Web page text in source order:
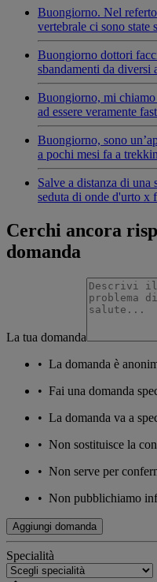
Buongiorno. Nel
vertebrale ci sono state
Buongiorno dottori
sbandamenti da diversi
Buongiorno, mi
ad essere veramente
Buongiorno, sono
a pochi mesi fa a
Salve a distanza di una
seduta di onde d'urto x
Cerchi ancora
domanda
La tua domanda
• La domanda è
• Fai una domanda
• La domanda va a
• Non sostituisce la
• Non serve per
• Non pubblichiamo
Aggiungi domanda
Specialità